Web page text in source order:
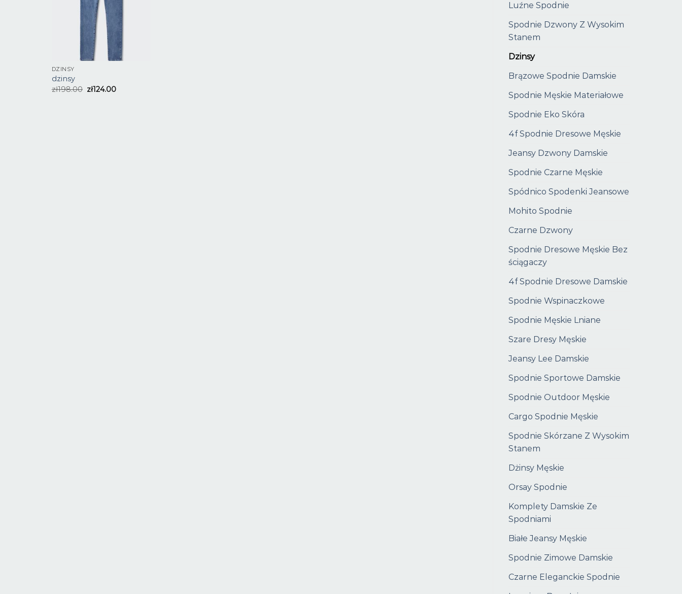
Luźne Spodnie
Spodnie Dzwony Z Wysokim
Stanem
Dzinsy
Brązowe Spodnie Damskie
Spodnie Męskie Materiałowe
Spodnie Eko Skóra
4f Spodnie Dresowe Męskie
Jeansy Dzwony Damskie
Spodnie Czarne Męskie
Spódnico Spodenki Jeansowe
Mohito Spodnie
Czarne Dzwony
Spodnie Dresowe Męskie Bez
ściągaczy
4f Spodnie Dresowe Damskie
Spodnie Wspinaczkowe
Spodnie Męskie Lniane
Szare Dresy Męskie
Jeansy Lee Damskie
Spodnie Sportowe Damskie
Spodnie Outdoor Męskie
Cargo Spodnie Męskie
Spodnie Skórzane Z Wysokim
Stanem
Dżinsy Męskie
Orsay Spodnie
Komplety Damskie Ze
Spodniami
Białe Jeansy Męskie
Spodnie Zimowe Damskie
Czarne Eleganckie Spodnie
DZINSY
dzinsy
zł198.00 zł124.00